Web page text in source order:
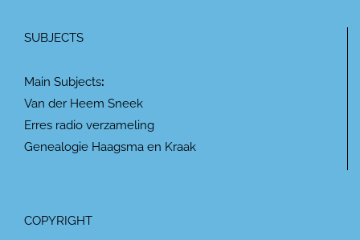
SUBJECTS
Main Subjects:
Van der Heem Sneek
Erres radio verzameling
Genealogie Haagsma en Kraak
COPYRIGHT